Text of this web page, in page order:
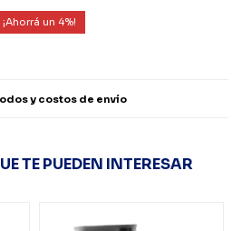
4
y costos de envío
TE PUEDEN INTERESAR